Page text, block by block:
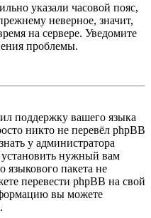
указали часовой пояс,
неверное, значит,
на сервере. Уведомите
проблемы.
поддержку вашего языка
никто не перевёл phpBB
у администратора
нужный вам
языкового пакета не
перевести phpBB на свой
вы можете